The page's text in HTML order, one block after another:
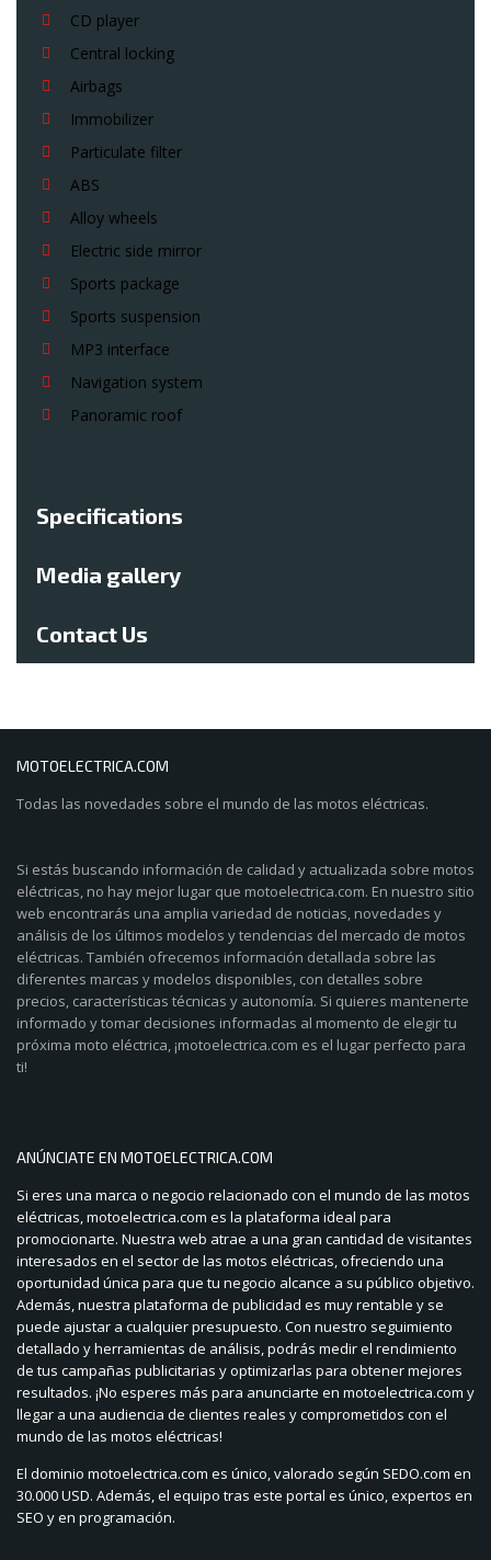
CD player
Central locking
Airbags
Immobilizer
Particulate filter
ABS
Alloy wheels
Electric side mirror
Sports package
Sports suspension
MP3 interface
Navigation system
Panoramic roof
Specifications
Media gallery
Contact Us
MOTOELECTRICA.COM
Todas las novedades sobre el mundo de las motos eléctricas.
Si estás buscando información de calidad y actualizada sobre motos
eléctricas, no hay mejor lugar que motoelectrica.com. En nuestro sitio
web encontrarás una amplia variedad de noticias, novedades y
análisis de los últimos modelos y tendencias del mercado de motos
eléctricas. También ofrecemos información detallada sobre las
diferentes marcas y modelos disponibles, con detalles sobre
precios, características técnicas y autonomía. Si quieres mantenerte
informado y tomar decisiones informadas al momento de elegir tu
próxima moto eléctrica, ¡motoelectrica.com es el lugar perfecto para
ti!
ANÚNCIATE EN MOTOELECTRICA.COM
Si eres una marca o negocio relacionado con el mundo de las motos
eléctricas, motoelectrica.com es la plataforma ideal para
promocionarte. Nuestra web atrae a una gran cantidad de visitantes
interesados en el sector de las motos eléctricas, ofreciendo una
oportunidad única para que tu negocio alcance a su público objetivo.
Además, nuestra plataforma de publicidad es muy rentable y se
puede ajustar a cualquier presupuesto. Con nuestro seguimiento
detallado y herramientas de análisis, podrás medir el rendimiento
de tus campañas publicitarias y optimizarlas para obtener mejores
resultados. ¡No esperes más para anunciarte en motoelectrica.com y
llegar a una audiencia de clientes reales y comprometidos con el
mundo de las motos eléctricas!
El dominio motoelectrica.com es único, valorado según SEDO.com en
30.000 USD. Además, el equipo tras este portal es único, expertos en
SEO y en programación.